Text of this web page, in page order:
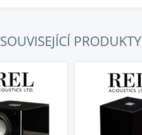
SOUVISEJÍCÍ PRODUKTY